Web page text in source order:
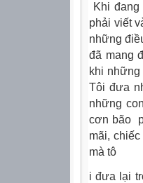
Khi
phải viết
những
đã mang
khi
Tôi đưa
những
cơn bão
mãi,
mà tô
i đưa lại